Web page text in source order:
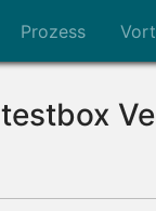
Prozess
testbox